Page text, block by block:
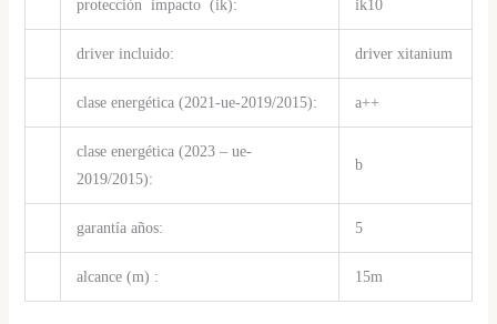
protección impacto (ik): ik10
driver incluido: driver xitanium
clase energética (2021-ue-2019/2015): a++
clase energética (2023 – ue-
2019/2015):
b
garantía años: 5
alcance (m) : 15m